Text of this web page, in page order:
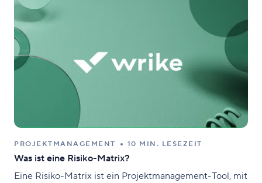
PROJEKTMANAGEMENT 10 MIN. LESEZEIT
Was ist eine Risiko-Matrix?
Eine Risiko-Matrix ist ein Projektmanagement-Tool, mit